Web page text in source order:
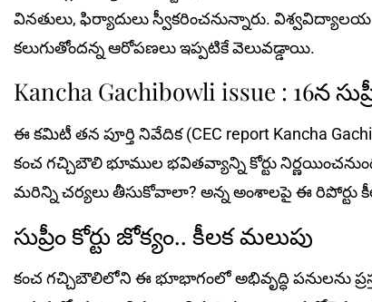
వినతులు, ఫిర్యాదులు స్వీక‌రించ‌నున్నారు.
కలుగుతోందన్న ఆరోపణలు ఇప్పటికే వెలువడ్డాయి.
Kancha Gachibowli issue : 16న
ఈ కమిటీ తన పూర్తి నివేదిక (CEC report Kancha
కంచ గచ్చిబౌలి భూముల భవితవ్యాన్ని కోర్టు
మరిన్ని చర్యలు తీసుకోవాలా? అన్న అంశాలపై ఈ రిపోర్టు
సుప్రీం కోర్టు జోక్యం.. కీల‌క మ‌లుపు
కంచ గచ్చిబౌలిలోని ఈ భూభాగంలో అభివృద్ధి పనుల‌ను